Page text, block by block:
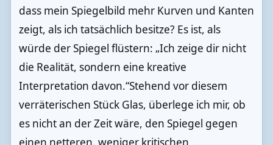
dass mein Spiegelbild mehr Kurven und Kanten
zeigt, als ich tatsächlich besitze? Es ist, als
würde der Spiegel flüstern: „Ich zeige dir nicht
die Realität, sondern eine kreative
Interpretation davon.“Stehend vor diesem
verräterischen Stück Glas, überlege ich mir, ob
es nicht an der Zeit wäre, den Spiegel gegen